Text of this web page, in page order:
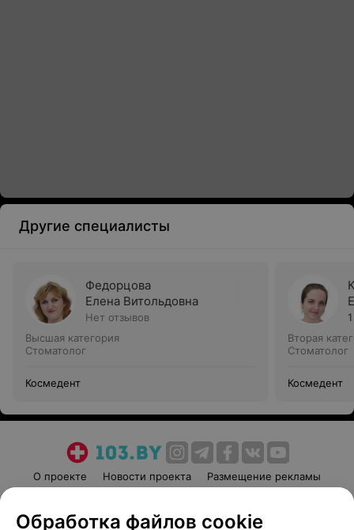
Другие специалисты
Федорцова
Елена Витольдовна
Нет отзывов
Высшая категория
Стоматолог
Космедент
Вторая
Стоматолог
Космедент
О проекте Новости проекта
Размещение рекламы
Пользовательское соглашение
Способы оплаты
Обработка файлов cookie